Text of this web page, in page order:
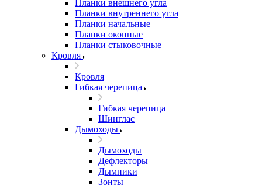
Планки внешнего угла
Планки внутреннего угла
Планки начальные
Планки оконные
Планки стыковочные
Кровля
Кровля
Гибкая черепица
Гибкая черепица
Шинглас
Дымоходы
Дымоходы
Дефлекторы
Дымники
Зонты